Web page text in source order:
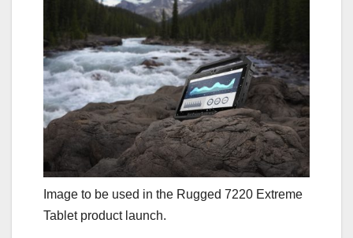
Image to be used in the Rugged 7220 Extreme
Tablet product launch.